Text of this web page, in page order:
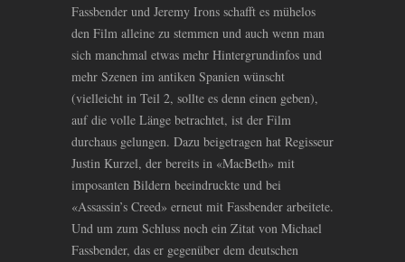
Fassbender und Jeremy Irons schafft es mühelos
den Film alleine zu stemmen und auch wenn man
sich manchmal etwas mehr Hintergrundinfos und
mehr Szenen im antiken Spanien wünscht
(vielleicht in Teil 2, sollte es denn einen geben),
auf die volle Länge betrachtet, ist der Film
durchaus gelungen. Dazu beigetragen hat Regisseur
Justin Kurzel, der bereits in «MacBeth» mit
imposanten Bildern beeindruckte und bei
«Assassin’s Creed» erneut mit Fassbender arbeitete.
Und um zum Schluss noch ein Zitat von Michael
Fassbender, das er gegenüber dem deutschen